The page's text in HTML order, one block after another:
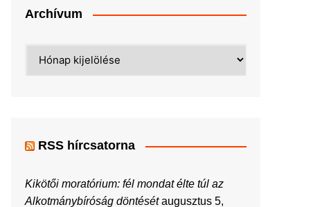
Archívum
RSS hírcsatorna
Kikötői moratórium: fél mondat élte túl az
Alkotmánybíróság döntését augusztus 5,